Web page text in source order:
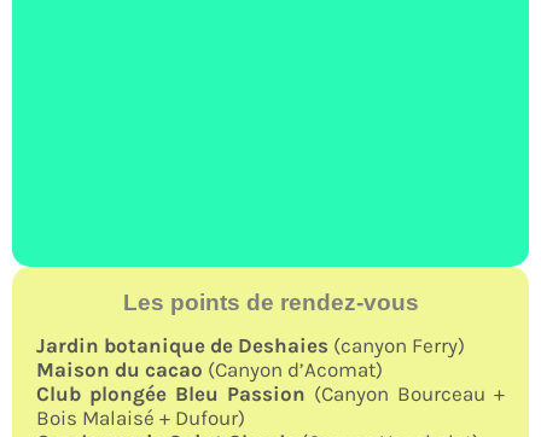
Les points de rendez-vous
Jardin botanique de Deshaies (canyon Ferry)
Maison du cacao (Canyon d’Acomat)
Club plongée Bleu Passion (Canyon Bourceau +
Bois Malaisé + Dufour)